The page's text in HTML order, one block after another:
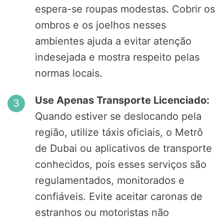
espera-se roupas modestas. Cobrir os
ombros e os joelhos nesses
ambientes ajuda a evitar atenção
indesejada e mostra respeito pelas
normas locais.
Use Apenas Transporte Licenciado:
Quando estiver se deslocando pela
região, utilize táxis oficiais, o Metrô
de Dubai ou aplicativos de transporte
conhecidos, pois esses serviços são
regulamentados, monitorados e
confiáveis. Evite aceitar caronas de
estranhos ou motoristas não